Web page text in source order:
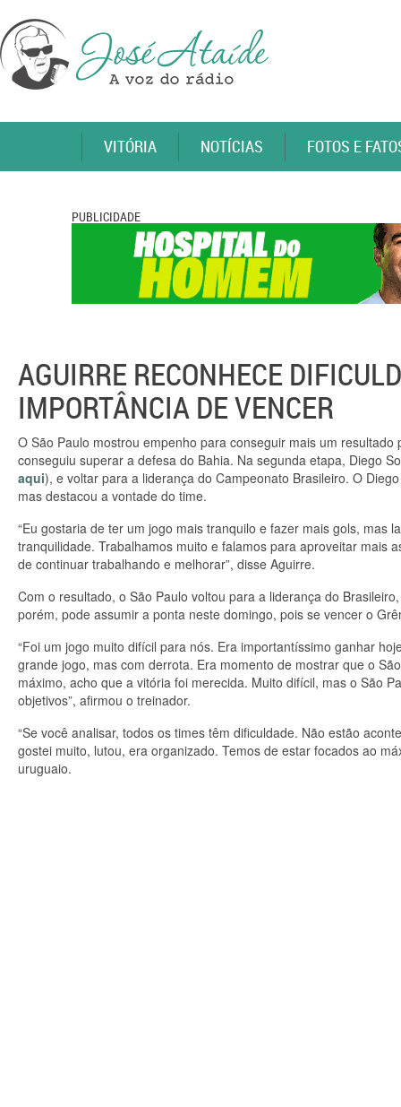
VITÓRIA NOTÍCIAS FOTOS E
PUBLICIDADE
AGUIRRE RECONHECE
IMPORTÂNCIA DE VENCER
O São Paulo mostrou empenho para conseguir mais um
conseguiu superar a defesa do Bahia. Na segunda etapa, Diego
aqui), e voltar para a liderança do Campeonato Brasileiro. O
mas destacou a vontade do time.
“Eu gostaria de ter um jogo mais tranquilo e fazer mais gols, mas
tranquilidade. Trabalhamos muito e falamos para aproveitar mais
de continuar trabalhando e melhorar”, disse Aguirre.
Com o resultado, o São Paulo voltou para a liderança do
porém, pode assumir a ponta neste domingo, pois se vencer o
“Foi um jogo muito difícil para nós. Era importantíssimo ganhar
grande jogo, mas com derrota. Era momento de mostrar que o
máximo, acho que a vitória foi merecida. Muito difícil, mas o São
objetivos”, afirmou o treinador.
“Se você analisar, todos os times têm dificuldade. Não estão
gostei muito, lutou, era organizado. Temos de estar focados ao
uruguaio.